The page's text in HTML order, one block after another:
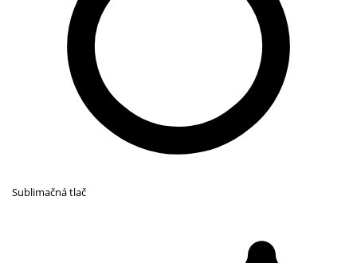
Sublimačná tlač